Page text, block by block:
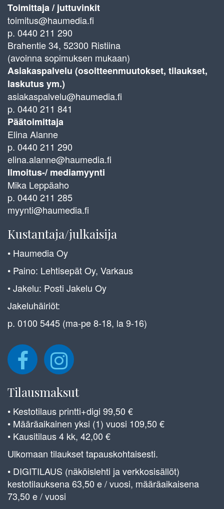
Toimittaja / juttuvinkit
toimitus@haumedia.fi
p. 0440 211 290
Brahentie 34, 52300 Ristiina
(avoinna sopimuksen mukaan)
Asiakaspalvelu (osoitteenmuutokset, tilaukset,
laskutus ym.)
asiakaspalvelu@haumedia.fi
p. 0440 211 841
Päätoimittaja
Elina Alanne
p. 0440 211 290
elina.alanne@haumedia.fi
Ilmoitus-/ mediamyynti
Mika Leppäaho
p. 0440 211 285
myynti@haumedia.fi
Kustantaja/julkaisija
• Haumedia Oy
• Paino: Lehtisepät Oy, Varkaus
• Jakelu: Posti Jakelu Oy
Jakeluhäiriöt:
p. 0100 5445 (ma-pe 8-18, la 9-16)
Tilausmaksut
• Kestotilaus printti+digi 99,50 €
• Määräaikainen yksi (1) vuosi 109,50 €
• Kausitilaus 4 kk, 42,00 €
Ulkomaan tilaukset tapauskohtaisesti.
• DIGITILAUS (näköislehti ja verkkosisällöt)
kestotilauksena 63,50 e / vuosi, määräaikaisena
73,50 e / vuosi